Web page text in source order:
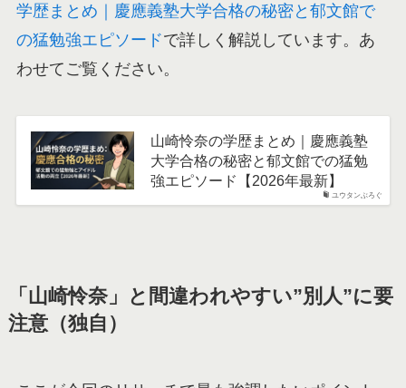
学歴まとめ｜慶應義塾大学合格の秘密と郁文館で
の猛勉強エピソードで詳しく解説しています。あ
わせてご覧ください。
ユウタンぶろぐ
山崎怜奈の学歴まとめ｜慶應義塾
大学合格の秘密と郁文館での猛勉
強エピソード【2026年最新】
「山崎怜奈」と間違われやすい”別人”に要
注意（独自）